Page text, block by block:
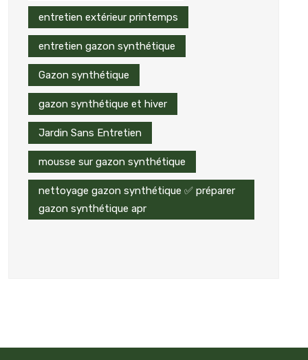
entretien extérieur printemps
entretien gazon synthétique
Gazon synthétique
gazon synthétique et hiver
Jardin Sans Entretien
mousse sur gazon synthétique
nettoyage gazon synthétique ✅ préparer
gazon synthétique apr